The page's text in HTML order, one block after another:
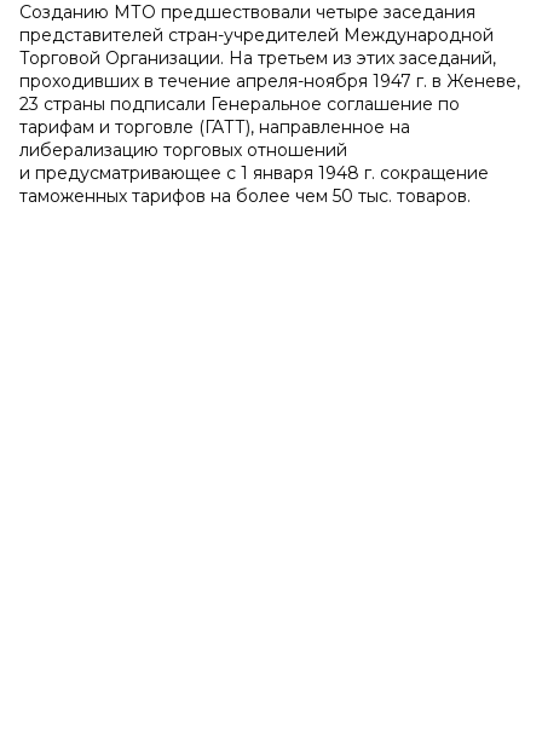
Созданию МТО предшествовали четыре заседания
представителей стран-учредителей Международной
Торговой Организации. На третьем из этих заседаний,
проходивших в течение апреля-ноября 1947 г. в Женеве,
23 страны подписали Генеральное соглашение по
тарифам и торговле (ГАТТ), направленное на
либерализацию торговых отношений
и предусматривающее с 1 января 1948 г. сокращение
таможенных тарифов на более чем 50 тыс. товаров.